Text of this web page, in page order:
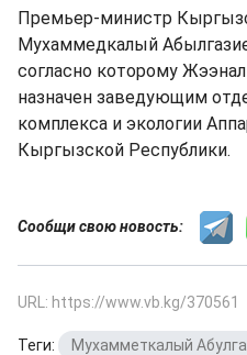
Премьер-министр
Мухаммедкалый
согласно которому
назначен заведующим
комплекса и экологии
Кыргызской Республики.
Сообщи свою новость:
URL: https://www.vb.kg/370561
Теги: Мухамметкалый